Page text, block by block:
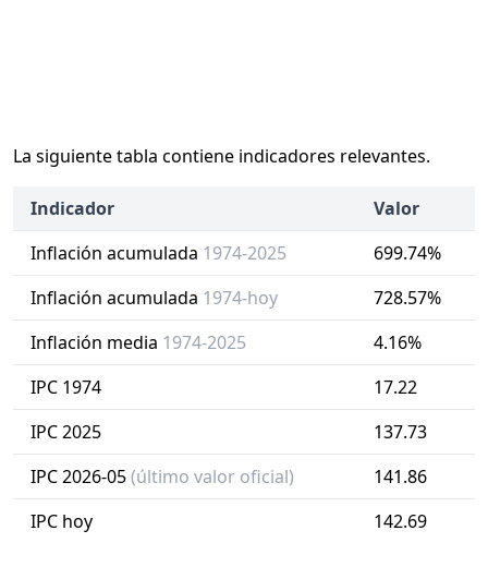
La siguiente tabla contiene indicadores relevantes.
Indicador
Valor
Inflación acumulada 1974-2025
699.74%
Inflación acumulada 1974-hoy
728.57%
Inflación media 1974-2025
4.16%
IPC 1974
17.22
IPC 2025
137.73
IPC 2026-05(último valor oficial)
141.86
IPC hoy
142.69